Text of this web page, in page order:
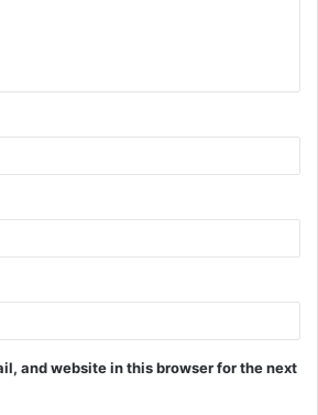
and website in this browser for the next